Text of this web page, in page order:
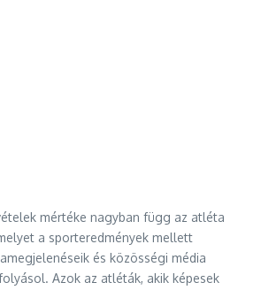
mértéke nagyban függ az atléta
a sporteredmények mellett
és közösségi média
Azok az atléták, akik képesek